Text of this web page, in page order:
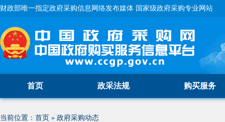
财政部唯一指定政府采购信息网络发布媒体 国家级政府采购专业网站
首页 政采法规 购买服务
当前位置： 首页 » 政府采购动态